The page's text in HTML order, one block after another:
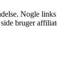
Nogle
bruger